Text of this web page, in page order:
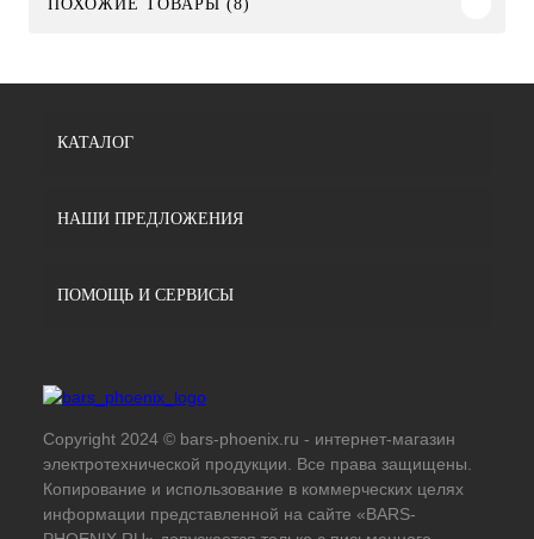
ПОХОЖИЕ ТОВАРЫ (8)
КАТАЛОГ
НАШИ ПРЕДЛОЖЕНИЯ
ПОМОЩЬ И СЕРВИСЫ
Copyright 2024 © bars-phoenix.ru - интернет-магазин
электротехнической продукции. Все права защищены.
Копирование и использование в коммерческих целях
информации представленной на сайте «BARS-